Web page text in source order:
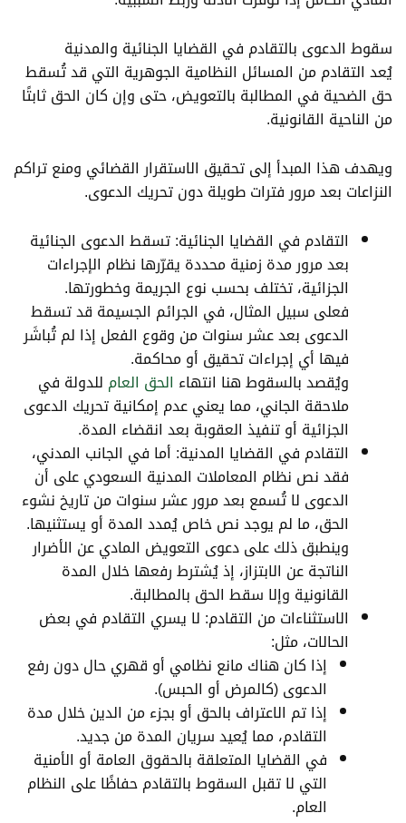
سقوط الدعوى بالتقادم في القضايا الجنائية والمدنية
يُعد التقادم من المسائل النظامية الجوهرية التي قد تُسقط
حق الضحية في المطالبة بالتعويض، حتى وإن كان الحق ثابتًا
من الناحية القانونية.
ويهدف هذا المبدأ إلى تحقيق الاستقرار القضائي ومنع تراكم
النزاعات بعد مرور فترات طويلة دون تحريك الدعوى.
التقادم في القضايا الجنائية: تسقط الدعوى الجنائية
بعد مرور مدة زمنية محددة يقرّرها نظام الإجراءات
الجزائية، تختلف بحسب نوع الجريمة وخطورتها.
فعلى سبيل المثال، في الجرائم الجسيمة قد تسقط
الدعوى بعد عشر سنوات من وقوع الفعل إذا لم تُباشَر
فيها أي إجراءات تحقيق أو محاكمة.
ويُقصد بالسقوط هنا انتهاء الحق العام للدولة في
ملاحقة الجاني، مما يعني عدم إمكانية تحريك الدعوى
الجزائية أو تنفيذ العقوبة بعد انقضاء المدة.
التقادم في القضايا المدنية: أما في الجانب المدني،
فقد نص نظام المعاملات المدنية السعودي على أن
الدعوى لا تُسمع بعد مرور عشر سنوات من تاريخ نشوء
الحق، ما لم يوجد نص خاص يُمدد المدة أو يستثنيها.
وينطبق ذلك على دعوى التعويض المادي عن الأضرار
الناتجة عن الابتزاز، إذ يُشترط رفعها خلال المدة
القانونية وإلا سقط الحق بالمطالبة.
الاستثناءات من التقادم: لا يسري التقادم في بعض
الحالات، مثل:
إذا كان هناك مانع نظامي أو قهري حال دون رفع
الدعوى (كالمرض أو الحبس).
إذا تم الاعتراف بالحق أو بجزء من الدين خلال مدة
التقادم، مما يُعيد سريان المدة من جديد.
في القضايا المتعلقة بالحقوق العامة أو الأمنية
التي لا تقبل السقوط بالتقادم حفاظًا على النظام
العام.